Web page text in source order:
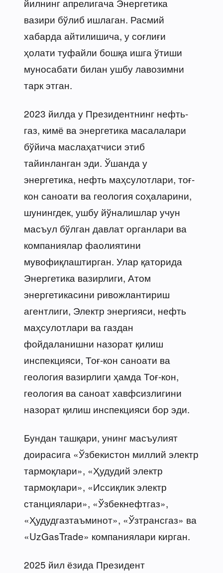
вазири бўлиб ишлаган. Расмий
хабарда айтилишича, у соғлиғи
ҳолати туфайли бошқа ишга ўтиши
муносабати билан ушбу лавозимни
тарк этган.
2023 йилда у Президентнинг нефть-
газ, кимё ва энергетика масалалари
бўйича маслаҳатчиси этиб
тайинланган эди. Ўшанда у
энергетика, нефть маҳсулотлари, тоғ-
кон саноати ва геология соҳаларини,
шунингдек, ушбу йўналишлар учун
масъул бўлган давлат органлари ва
компаниялар фаолиятини
мувофиқлаштирган. Улар қаторида
Энергетика вазирлиги, Атом
энергетикасини ривожлантириш
агентлиги, Электр энергияси, нефть
маҳсулотлари ва газдан
фойдаланишни назорат қилиш
инспекцияси, Тоғ-кон саноати ва
геология вазирлиги ҳамда Тоғ-кон,
геология ва саноат хавфсизлигини
назорат қилиш инспекцияси бор эди.
Бундан ташқари, унинг масъулият
доирасига «Ўзбекистон миллий электр
тармоқлари», «Ҳудудий электр
тармоқлари», «Иссиқлик электр
станциялари», «Ўзбекнефтгаз»,
«Ҳудудгазтаъминот», «Ўзтрансгаз» ва
«UzGasTrade» компаниялари кирган.
2025 йил ёзида Президент